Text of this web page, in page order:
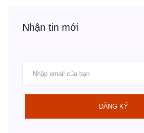
Nhận tin mới
ĐĂNG KÝ